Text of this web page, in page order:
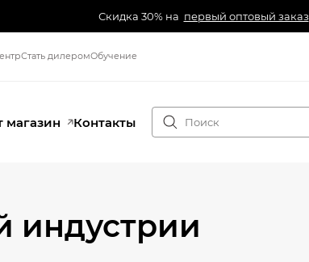
Скидка 30% на первый оптовый заказ
Стать дилеромОбучение
магазин Контакты
индустрии